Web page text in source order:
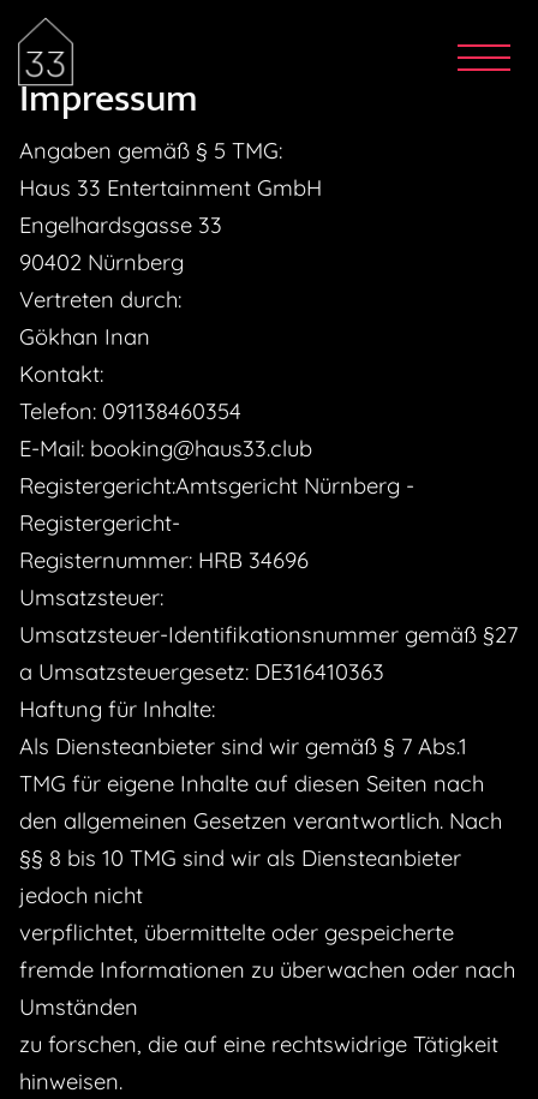
Impressum
Angaben gemäß § 5 TMG:
Haus 33 Entertainment GmbH
Engelhardsgasse 33
90402 Nürnberg
Vertreten durch:
Gökhan Inan
Kontakt:
Telefon: 091138460354
E-Mail: booking@haus33.club
Registergericht:Amtsgericht Nürnberg -
Registergericht-
Registernummer: HRB 34696
Umsatzsteuer:
Umsatzsteuer-Identifikationsnummer gemäß §27
a Umsatzsteuergesetz: DE316410363
Haftung für Inhalte:
Als Diensteanbieter sind wir gemäß § 7 Abs.1
TMG für eigene Inhalte auf diesen Seiten nach
den allgemeinen Gesetzen verantwortlich. Nach
§§ 8 bis 10 TMG sind wir als Diensteanbieter
jedoch nicht
verpflichtet, übermittelte oder gespeicherte
fremde Informationen zu überwachen oder nach
Umständen
zu forschen, die auf eine rechtswidrige Tätigkeit
hinweisen.